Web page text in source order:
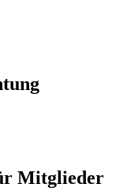
Mitglieder